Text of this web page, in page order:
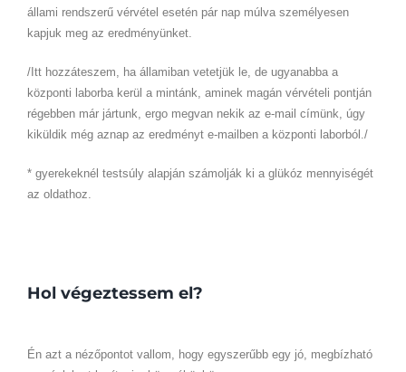
állami rendszerű vérvétel esetén pár nap múlva személyesen
kapjuk meg az eredményünket.
/Itt hozzáteszem, ha államiban vetetjük le, de ugyanabba a
központi laborba kerül a mintánk, aminek magán vérvételi pontján
régebben már jártunk, ergo megvan nekik az e-mail címünk, úgy
kiküldik még aznap az eredményt e-mailben a központi laborból./
* gyerekeknél testsúly alapján számolják ki a glükóz mennyiségét
az oldathoz.
Hol végeztessem el?
Én azt a nézőpontot vallom, hogy egyszerűbb egy jó, megbízható